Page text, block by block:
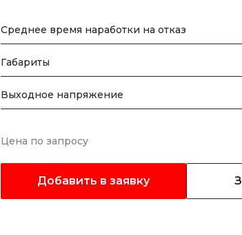
Среднее время наработки на отказ
Габариты
Выходное напряжение
Цена по запросу
Добавить в заявку